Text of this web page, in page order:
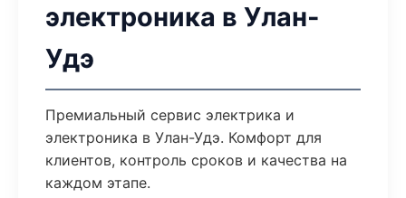
электроника в Улан-
Удэ
Премиальный сервис электрика и
электроника в Улан-Удэ. Комфорт для
клиентов, контроль сроков и качества на
каждом этапе.